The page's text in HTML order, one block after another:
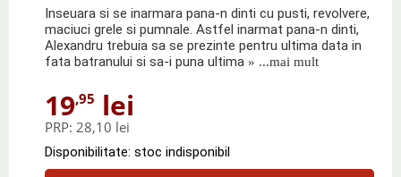
Inseuara si se inarmara pana-n dinti cu pusti, revolvere,
maciuci grele si pumnale. Astfel inarmat pana-n dinti,
Alexandru trebuia sa se prezinte pentru ultima data in
fata batranului si sa-i puna ultima » ...mai mult
19,95 lei
PRP: 28,10 lei
Disponibilitate: stoc indisponibil